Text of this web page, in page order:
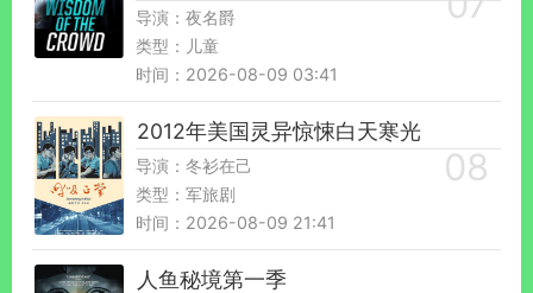
导演：夜名爵
类型：儿童
时间：2026-08-09 03:41
2012年美国灵异惊悚白天寒光
导演：冬衫在己
类型：军旅剧
时间：2026-08-09 21:41
人鱼秘境第一季